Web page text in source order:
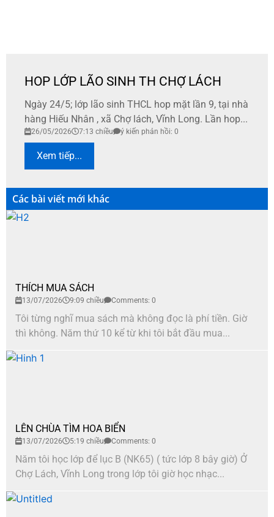
HOP LỚP LÃO SINH TH CHỢ LÁCH
Ngày 24/5; lớp lão sinh THCL hop mặt lần 9, tại nhà
hàng Hiếu Nhân , xã Chợ lách, Vĩnh Long. Lần hop...
26/05/2026 7:13 chiều ý kiến phản hồi: 0
Xem tiếp...
Các bài viết mới khác
THÍCH MUA SÁCH
13/07/2026 9:09 chiều Comments: 0
Tôi từng nghĩ mua sách mà không đọc là phí tiền. Giờ
thì không. Năm thứ 10 kể từ khi tôi bắt đầu mua...
LÊN CHÙA TÌM HOA BIỂN
13/07/2026 5:19 chiều Comments: 0
Năm tôi học lớp để lục B (NK65) ( tức lớp 8 bây giờ) Ở
Chợ Lách, Vĩnh Long trong lớp tôi giờ học nhạc...